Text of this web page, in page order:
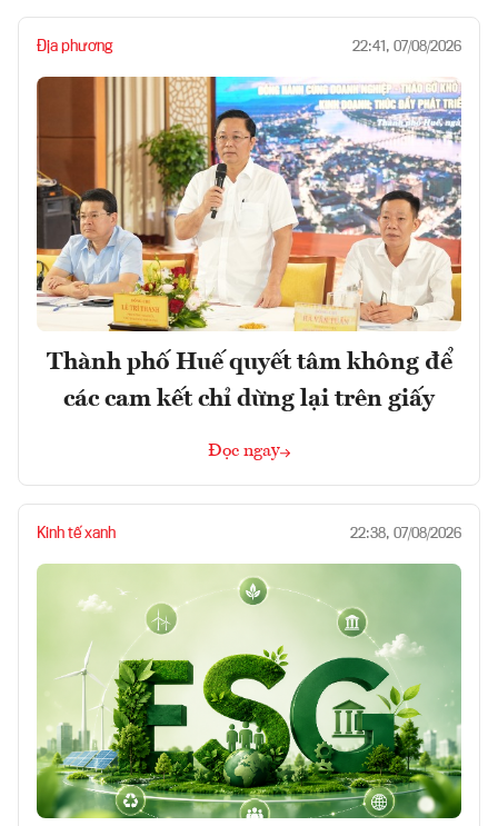
Địa phương 22:41, 07/08/2026
Thành phố Huế quyết tâm không để
các cam kết chỉ dừng lại trên giấy
Đọc ngay
Kinh tế xanh 22:38, 07/08/2026